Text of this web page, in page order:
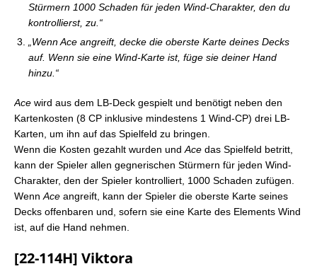
Stürmern 1000 Schaden für jeden Wind-Charakter, den du
kontrollierst, zu.“
„Wenn Ace angreift, decke die oberste Karte deines Decks
auf. Wenn sie eine Wind-Karte ist, füge sie deiner Hand
hinzu.“
Ace wird aus dem LB-Deck gespielt und benötigt neben den
Kartenkosten (8 CP inklusive mindestens 1 Wind-CP) drei LB-
Karten, um ihn auf das Spielfeld zu bringen.
Wenn die Kosten gezahlt wurden und Ace das Spielfeld betritt,
kann der Spieler allen gegnerischen Stürmern für jeden Wind-
Charakter, den der Spieler kontrolliert, 1000 Schaden zufügen.
Wenn Ace angreift, kann der Spieler die oberste Karte seines
Decks offenbaren und, sofern sie eine Karte des Elements Wind
ist, auf die Hand nehmen.
[22-114H] Viktora